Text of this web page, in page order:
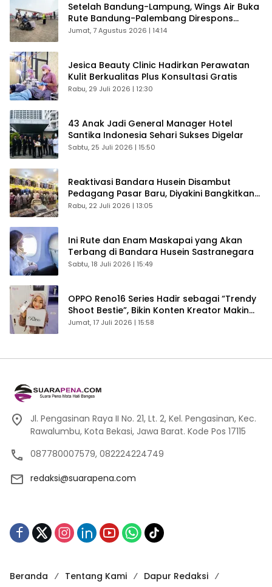
Setelah Bandung-Lampung, Wings Air Buka
Rute Bandung-Palembang Direspons
Langsung Penumpang
Jumat, 7 Agustus 2026 | 14:14
Jesica Beauty Clinic Hadirkan Perawatan
Kulit Berkualitas Plus Konsultasi Gratis
Rabu, 29 Juli 2026 | 12:30
43 Anak Jadi General Manager Hotel
Santika Indonesia Sehari Sukses Digelar
Sabtu, 25 Juli 2026 | 15:50
Reaktivasi Bandara Husein Disambut
Pedagang Pasar Baru, Diyakini Bangkitkan
Kembali Ekonomi Bandung
Rabu, 22 Juli 2026 | 13:05
Ini Rute dan Enam Maskapai yang Akan
Terbang di Bandara Husein Sastranegara
Sabtu, 18 Juli 2026 | 15:49
OPPO Reno16 Series Hadir sebagai “Trendy
Shoot Bestie”, Bikin Konten Kreator Makin
Betah
Jumat, 17 Juli 2026 | 15:58
Jl. Pengasinan Raya II No. 21, Lt. 2, Kel. Pengasinan, Kec.
Rawalumbu, Kota Bekasi, Jawa Barat. Kode Pos 17115
087780007579, 082224224749
redaksi@suarapena.com
Beranda Tentang Kami
Dapur Redaksi